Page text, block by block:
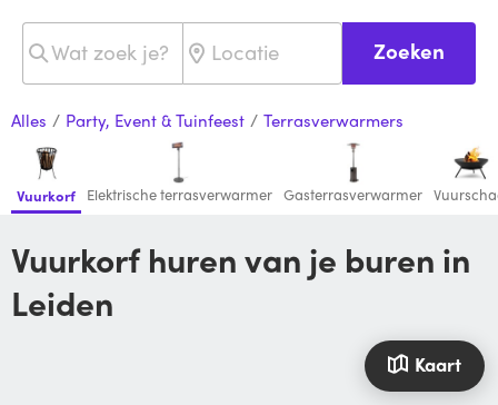
Zoeken
Alles / Party, Event & Tuinfeest / Terrasverwarmers
Vuurkorf Elektrische terrasverwarmer Gasterrasverwarmer
Vuurkorf huren van je buren in
Leiden
Kaart